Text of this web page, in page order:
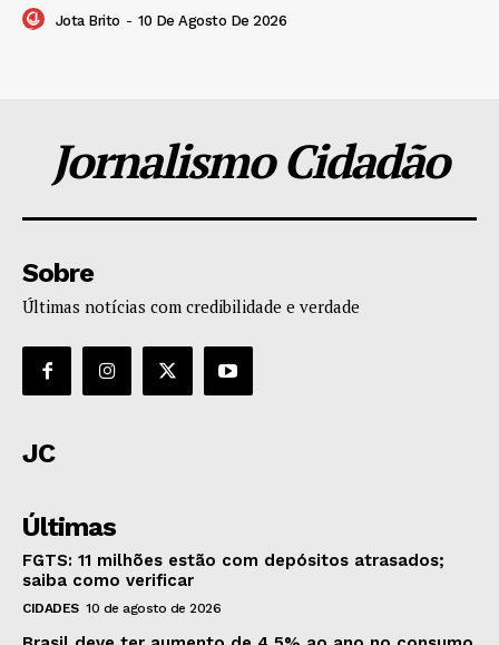
Jota Brito - 10 De Agosto De 2026
Jornalismo Cidadão
Sobre
Últimas notícias com credibilidade e verdade
JC
Últimas
FGTS: 11 milhões estão com depósitos atrasados;
saiba como verificar
CIDADES 10 de agosto de 2026